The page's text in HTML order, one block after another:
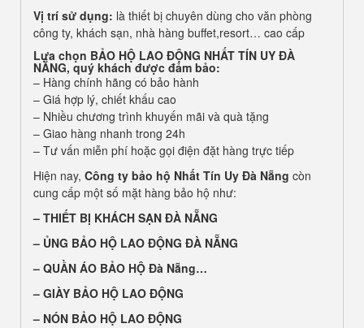
Vị trí sử dụng: là thiết bị chuyên dùng cho văn phòng
công ty, khách sạn, nhà hàng buffet,resort… cao cấp
Lựa chọn BẢO HỘ LAO ĐỘNG NHẤT TÍN UY ĐÀ
NẴNG, quý khách được đảm bảo:
– Hàng chính hãng có bảo hành
– Giá hợp lý, chiết khấu cao
– Nhiều chương trình khuyến mãi và quà tặng
– Giao hàng nhanh trong 24h
– Tư vấn miễn phí hoặc gọi điện đặt hàng trực tiếp
Hiện nay, Công ty bảo hộ Nhất Tín Uy Đà Nẵng còn
cung cấp một số mặt hàng bảo hộ như:
– THIẾT BỊ KHÁCH SẠN ĐÀ NẴNG
– ỦNG BẢO HỘ LAO ĐỘNG ĐÀ NẴNG
– QUẦN ÁO BẢO HỘ Đà Nẵng…
– GIÀY BẢO HỘ LAO ĐỘNG
– NÓN BẢO HỘ LAO ĐỘNG